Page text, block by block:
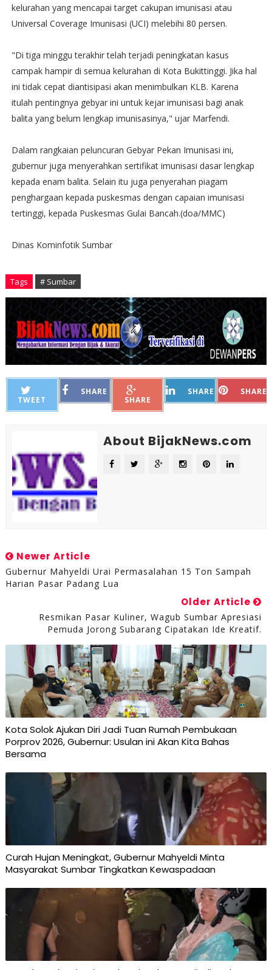
kelurahan yang mencapai target cakupan imunisasi atau
Universal Coverage Imunisasi (UCI) melebihi 80 persen.
"Di tiga minggu terakhir telah terjadi peningkatan kasus
campak hampir di semua kelurahan di Kota Bukittinggi. Jika hal
ini tidak cepat diantisipasi akan menimbulkan KLB. Karena
itulah pentingnya gebyar ini untuk kejar imunisasi bagi anak
balita yang belum lengkap imunisasinya," ujar Marfendi.
Dalam rangkaian peluncuran Gebyar Pekan Imunisasi ini,
gubernur juga menyerahkan sertifikat imunisasi dasar lengkap
kepada enam balita. Selain itu juga penyerahan piagam
penghargaan kepada puskesmas dengan capaian imunisasi
tertinggi, kepada Puskesmas Gulai Bancah.(doa/MMC)
Dinas Kominfotik Sumbar
Tags # Sumbar
TWEET
SHARE
SHARE
SHARE SHARE
About BijakNews.com
Newer Article
Gubernur Mahyeldi Urai Permasalahan 15 Ton Sampah
Harian Pasar Padang Lua
Older Article
Resmikan Pasar Kuliner, Wagub Sumbar Apresiasi
Pemuda Jorong Subarang Cipatakan Ide Kreatif.
Kota Solok Ajukan Diri Jadi Tuan Rumah Pembukaan
Porprov 2026, Gubernur: Usulan ini Akan Kita Bahas
Bersama
Curah Hujan Meningkat, Gubernur Mahyeldi Minta
Masyarakat Sumbar Tingkatkan Kewaspadaan